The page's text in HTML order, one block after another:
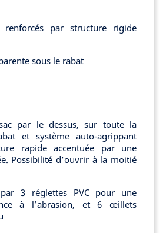
par structure rigide
sous le rabat
par le dessus, sur toute la
et système auto-agrippant
rapide accentuée par une
Possibilité d’ouvrir à la moitié
3 réglettes PVC pour une
à l’abrasion, et 6 œillets